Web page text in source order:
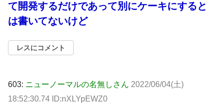
て開発するだけであって別にケーキにすると
は書いてないけど
レスにコメント
603: ニューノーマルの名無しさん 2022/06/04(土)
18:52:30.74 ID:nXLYpEWZ0